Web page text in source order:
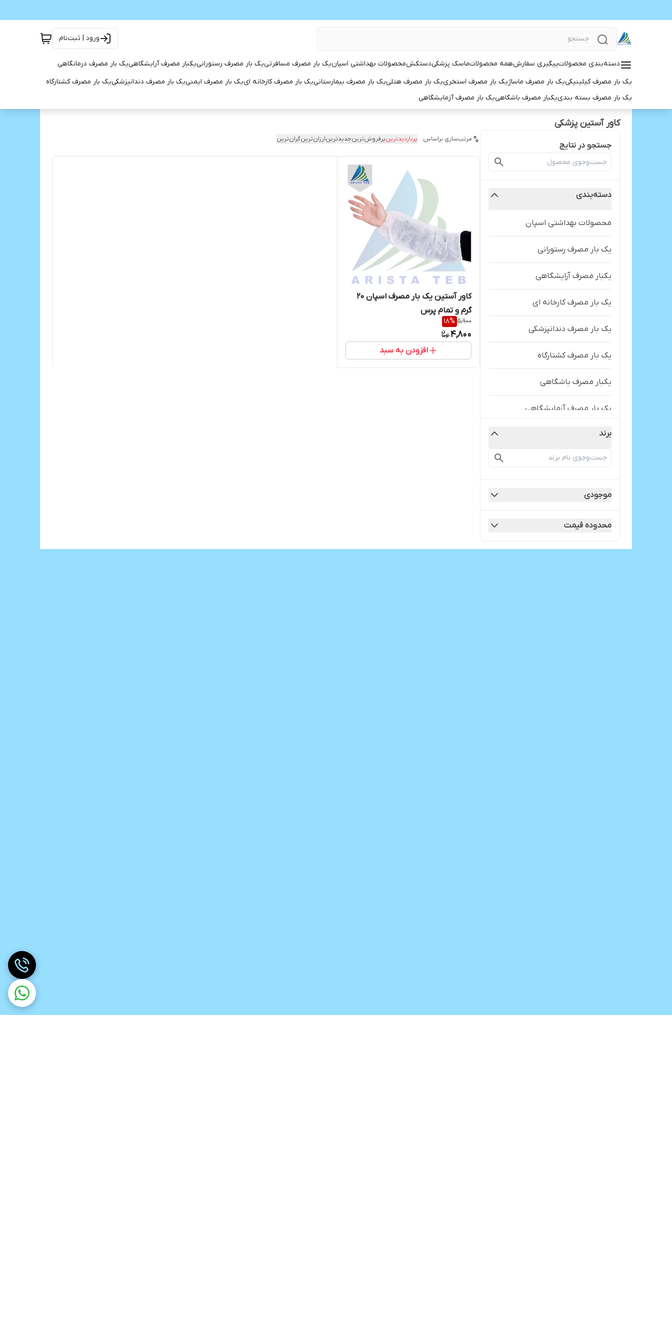
ورود | ثبت‌نام
دسته‌بندی محصولاتپیگیری سفارشهمه محصولاتماسک پزشکیدستکشمحصولات بهداشتی اسپانیک بار مصرف مسافرتییک بار مصرف رستورانییکبار مصرف آرایشگاهییک بار مصرف درمانگاهی
یک بار مصرف کیلینیکییک بار مصرف ماساژیک بار مصرف استخرییک بار مصرف هتلییک بار مصرف بیمارستانییک بار مصرف کارخانه اییک بار مصرف ایمنییک بار مصرف دندانپزشکییک بار مصرف کشتارگاه
یک بار مصرف بسته بندییکبار مصرف باشگاهییک بار مصرف آزمایشگاهی
کاور آستین پزشکی
جستجو در نتایج
دسته‌بندی
محصولات بهداشتی اسپان
یک بار مصرف رستورانی
یکبار مصرف آرایشگاهی
یک بار مصرف کارخانه ای
یک بار مصرف دندانپزشکی
یک بار مصرف کشتارگاه
یکبار مصرف باشگاهی
یک بار مصرف آزمایشگاهی
برند
موجودی
محدوده قیمت
مرتب‌سازی براساس: پربازدیدترینپرفروش‌ترینجدیدترینارزان‌ترینگران‌ترین
کاور آستین یک بار مصرف اسپان 20
گرم و تمام پرس
5,900
18%
4,800
افزودن به سبد